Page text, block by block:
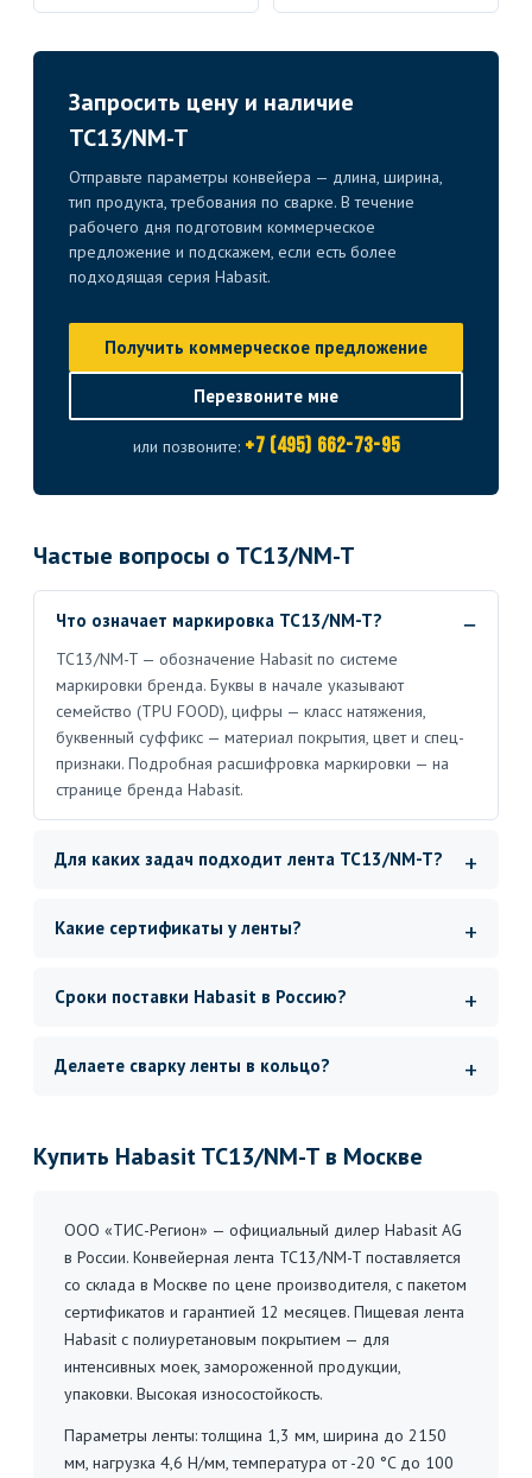
Запросить цену и наличие
TC13/NM-T
Отправьте параметры конвейера — длина, ширина,
тип продукта, требования по сварке. В течение
рабочего дня подготовим коммерческое
предложение и подскажем, если есть более
подходящая серия Habasit.
Получить коммерческое предложение
Перезвоните мне
или позвоните: +7 (495) 662-73-95
Частые вопросы о TC13/NM-T
Что означает маркировка TC13/NM-T?
TC13/NM-T — обозначение Habasit по системе
маркировки бренда. Буквы в начале указывают
семейство (TPU FOOD), цифры — класс натяжения,
буквенный суффикс — материал покрытия, цвет и спец-
признаки. Подробная расшифровка маркировки — на
странице бренда Habasit.
Для каких задач подходит лента TC13/NM-T?
Какие сертификаты у ленты?
Сроки поставки Habasit в Россию?
Делаете сварку ленты в кольцо?
Купить Habasit TC13/NM-T в Москве
ООО «ТИС-Регион» — официальный дилер Habasit AG
в России. Конвейерная лента TC13/NM-T поставляется
со склада в Москве по цене производителя, с пакетом
сертификатов и гарантией 12 месяцев. Пищевая лента
Habasit с полиуретановым покрытием — для
интенсивных моек, замороженной продукции,
упаковки. Высокая износостойкость.
Параметры ленты: толщина 1,3 мм, ширина до 2150
мм, нагрузка 4,6 Н/мм, температура от -20 °C до 100